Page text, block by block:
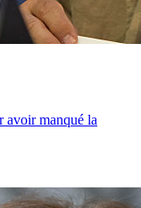
avoir manqué la